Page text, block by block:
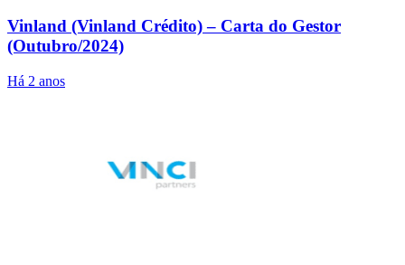
Vinland (Vinland Crédito) – Carta do Gestor
(Outubro/2024)
Há 2 anos